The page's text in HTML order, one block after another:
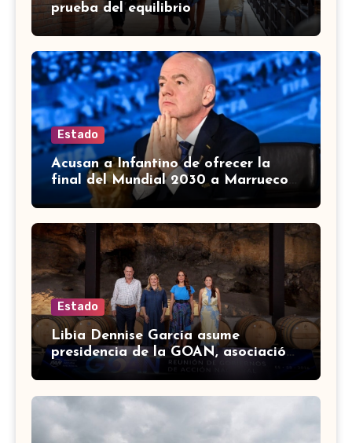
prueba del equilibrio
Estado
Acusan a Infantino de ofrecer la
final del Mundial 2030 a Marruecos
a cambio de apoyo
Estado
Libia Dennise García asume
presidencia de la GOAN, asociación
de gobernadores de Acción